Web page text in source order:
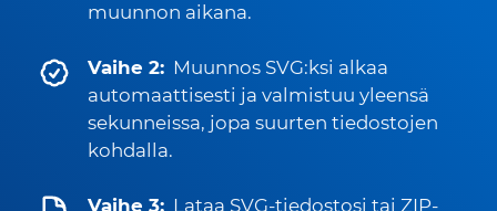
muunnon aikana.
Vaihe 2: Muunnos SVG:ksi alkaa
automaattisesti ja valmistuu yleensä
sekunneissa, jopa suurten tiedostojen
kohdalla.
Vaihe 3: Lataa SVG-tiedostosi tai ZIP-